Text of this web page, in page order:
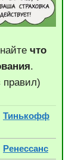
что
.
Тинькофф
Ренессанс